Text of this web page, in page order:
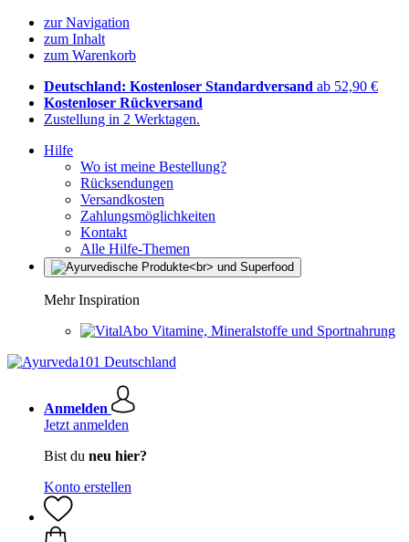
zur Navigation
zum Inhalt
zum Warenkorb
Deutschland: Kostenloser Standardversand ab 52,90 €
Kostenloser Rückversand
Zustellung in 2 Werktagen.
Hilfe
Wo ist meine Bestellung?
Rücksendungen
Versandkosten
Zahlungsmöglichkeiten
Kontakt
Alle Hilfe-Themen
Mehr Inspiration
Vitamine, Mineralstoffe und Sportnahrung
Anmelden
Jetzt anmelden
Bist du neu hier?
Konto erstellen